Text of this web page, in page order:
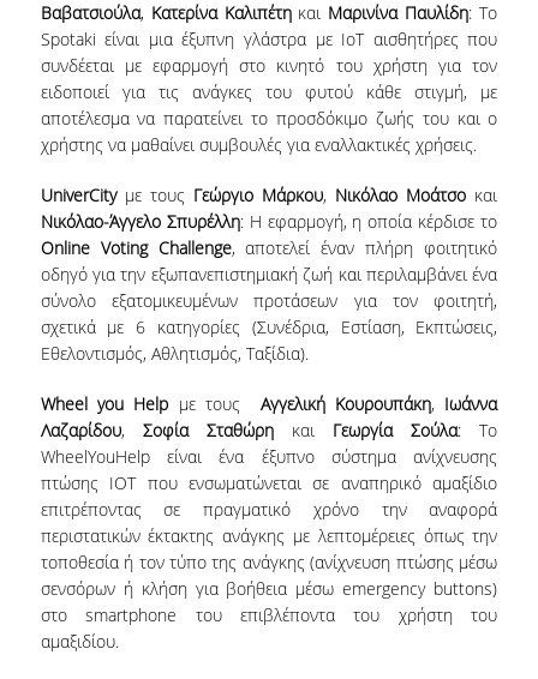
ΓΡΑΦΕΙΟ ΔΙΑΣΥΝΔΕΣΗΣ
ALUMNI AUEB
ΝΕΑ
ΝΕΑ ΤΟΥ ΤΜΗΜΑΤΟΣ
ΑΝΑΚΟΙΝΩΣΕΙΣ ΓΡΑΜΜΑΤΕΙΑΣ
ΠΡΟΚΗΡΥΞΕΙΣ
ΠΡΟΚΗΡΥΞΕΙΣ ΑΠΟΚΤΗΣΗΣ ΑΚΑΔΗΜΑΪΚΗΣ
ΕΜΠΕΙΡΙΑΣ
ΕΚΔΗΛΩΣΕΙΣ
ΕΠΙΚΟΙΝΩΝΙΑ
Βαβατσιούλα, Κατερίνα Καλιπέτηκαι Μαρινίνα Παυλίδη: Το
Spotaki είναι μια έξυπνη γλάστρα με ΙοΤ αισθητήρες που
συνδέεται με εφαρμογή στο κινητό του χρήστη για τον
ειδοποιεί για τις ανάγκες του φυτού κάθε στιγμή, με
αποτέλεσμα να παρατείνει το προσδόκιμο ζωής του και ο
χρήστης να μαθαίνει συμβουλές για εναλλακτικές χρήσεις.
UniverCityμε τους Γεώργιο Μάρκου, Νικόλαο Μοάτσο και
Νικόλαο-Άγγελο Σπυρέλλη: Η εφαρμογή, η οποία κέρδισε το
OnlineVotingChallenge, αποτελεί έναν πλήρη φοιτητικό
οδηγό για την εξωπανεπιστημιακή ζωή και περιλαμβάνει ένα
σύνολο εξατομικευμένων προτάσεων για τον φοιτητή,
σχετικά με 6 κατηγορίες (Συνέδρια, Εστίαση, Εκπτώσεις,
Εθελοντισμός, Αθλητισμός, Ταξίδια).
Wheel you Help με τους Αγγελική Κουρουπάκη, Ιωάννα
Λαζαρίδου, Σοφία Σταθώρηκαι Γεωργία Σούλα: Το
WheelYouHelp είναι ένα έξυπνο σύστημα ανίχνευσης
πτώσης ΙΟΤ που ενσωματώνεται σε αναπηρικό αμαξίδιο
επιτρέποντας σε πραγματικό χρόνο την αναφορά
περιστατικών έκτακτης ανάγκης με λεπτομέρειες όπως την
τοποθεσία ή τον τύπο της ανάγκης (ανίχνευση πτώσης μέσω
σενσόρων ή κλήση για βοήθεια μέσω emergency buttons)
στο smartphone του επιβλέποντα του χρήστη του
αμαξιδίου.